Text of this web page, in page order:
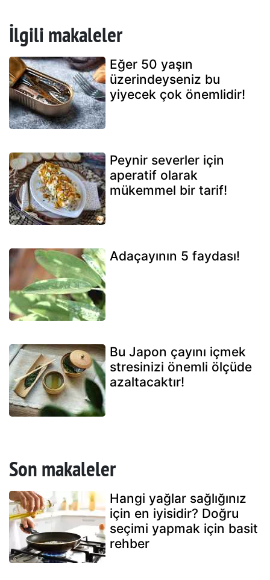
İlgili makaleler
Eğer 50 yaşın
üzerindeyseniz bu
yiyecek çok önemlidir!
Peynir severler için
aperatif olarak
mükemmel bir tarif!
Adaçayının 5 faydası!
Bu Japon çayını içmek
stresinizi önemli ölçüde
azaltacaktır!
Son makaleler
Hangi yağlar sağlığınız
için en iyisidir? Doğru
seçimi yapmak için basit
rehber